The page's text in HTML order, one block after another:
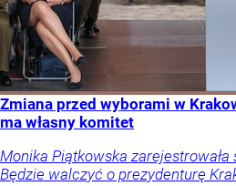
Zmiana przed wyborami w
ma własny komitet
Monika Piątkowska
Będzie walczyć o prezydenturę